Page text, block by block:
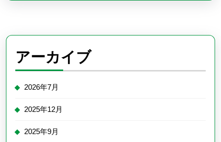
アーカイブ
2026年7月
2025年12月
2025年9月